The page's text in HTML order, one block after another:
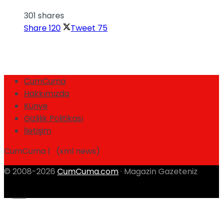
301 shares
Share120 Tweet 75
CumCuma
Hakkımızda
Künye
Gizlilik Politikası
İletişim
CumCuma | (xml news)
© 2008-2026 CumCuma.com · Magazin Gazeteniz